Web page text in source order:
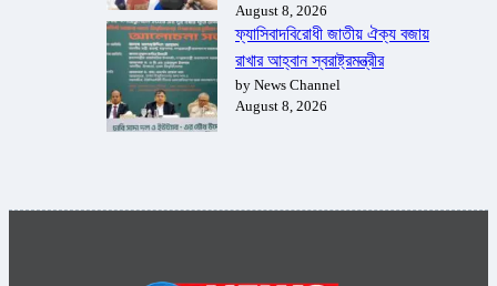
August 8, 2026
ফ্যাসিবাদবিরোধী জাতীয় ঐক্য বজায়
রাখার আহ্বান স্বরাষ্ট্রমন্ত্রীর
by News Channel
August 8, 2026